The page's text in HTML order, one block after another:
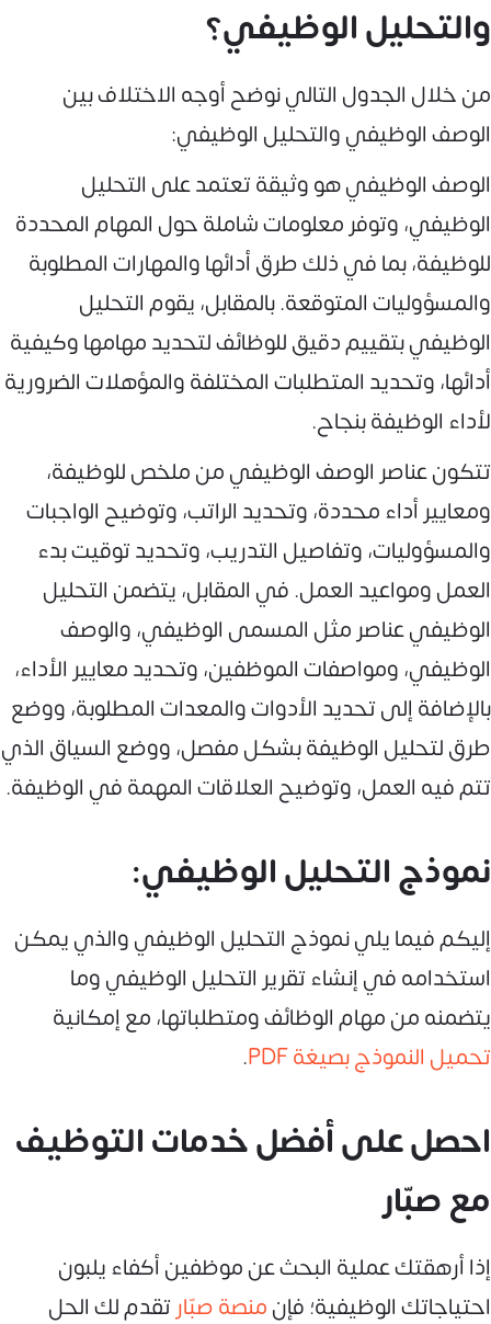
والتحليل الوظيفي؟
من خلال الجدول التالي نوضح أوجه الاختلاف بين
الوصف الوظيفي والتحليل الوظيفي:
الوصف الوظيفي هو وثيقة تعتمد على التحليل
الوظيفي، وتوفر معلومات شاملة حول المهام المحددة
للوظيفة، بما في ذلك طرق أدائها والمهارات المطلوبة
والمسؤوليات المتوقعة. بالمقابل، يقوم التحليل
الوظيفي بتقييم دقيق للوظائف لتحديد مهامها وكيفية
أدائها، وتحديد المتطلبات المختلفة والمؤهلات الضرورية
لأداء الوظيفة بنجاح.
تتكون عناصر الوصف الوظيفي من ملخص للوظيفة،
ومعايير أداء محددة، وتحديد الراتب، وتوضيح الواجبات
والمسؤوليات، وتفاصيل التدريب، وتحديد توقيت بدء
العمل ومواعيد العمل. في المقابل، يتضمن التحليل
الوظيفي عناصر مثل المسمى الوظيفي، والوصف
الوظيفي، ومواصفات الموظفين، وتحديد معايير الأداء،
بالإضافة إلى تحديد الأدوات والمعدات المطلوبة، ووضع
طرق لتحليل الوظيفة بشكل مفصل، ووضع السياق الذي
تتم فيه العمل، وتوضيح العلاقات المهمة في الوظيفة.
نموذج التحليل الوظيفي:
إليكم فيما يلي نموذج التحليل الوظيفي والذي يمكن
استخدامه في إنشاء تقرير التحليل الوظيفي وما
يتضمنه من مهام الوظائف ومتطلباتها، مع إمكانية
تحميل النموذج بصيغة PDF
.
احصل على أفضل خدمات التوظيف
مع صبّار
إذا أرهقتك عملية البحث عن موظفين أكفاء يلبون
احتياجاتك الوظيفية؛ فإنمنصة صبّار تقدم لك الحل